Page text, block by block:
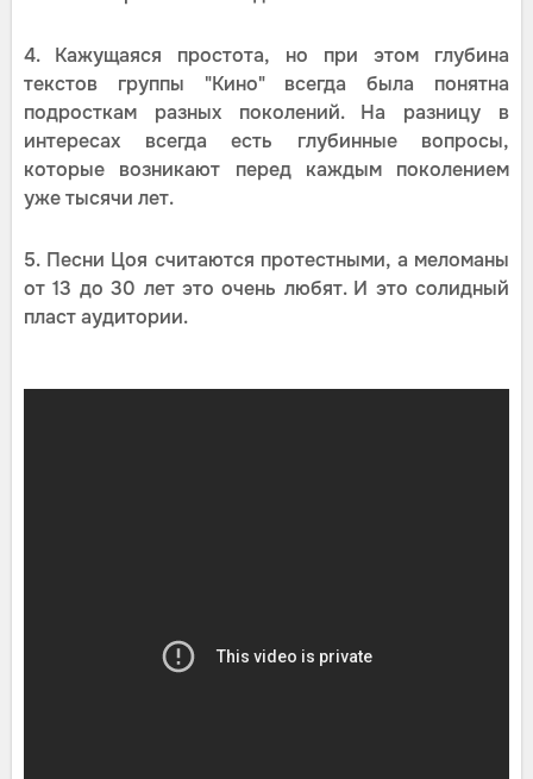
4. Кажущаяся простота, но при этом глубина
текстов группы "Кино" всегда была понятна
подросткам разных поколений. На разницу в
интересах всегда есть глубинные вопросы,
которые возникают перед каждым поколением
уже тысячи лет.
5. Песни Цоя считаются протестными, а меломаны
от 13 до 30 лет это очень любят. И это солидный
пласт аудитории.